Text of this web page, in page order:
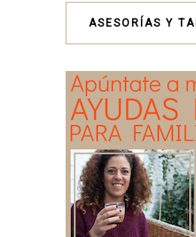
ASESORÍAS Y